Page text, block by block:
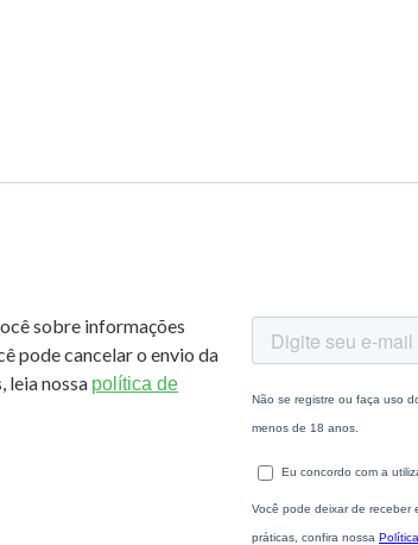
sobre informações
pode cancelar o envio da
leia nossa política de